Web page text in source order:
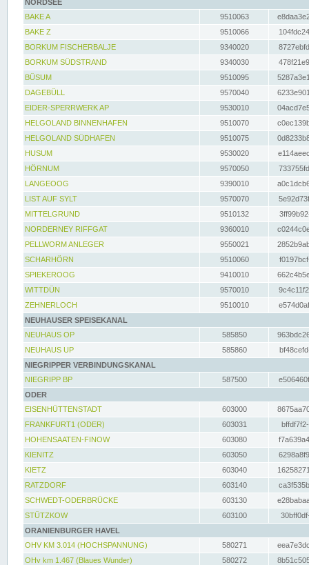
NORDSEE
BAKE A
9510063
BAKE Z
9510066
BORKUM FISCHERBALJE
9340020
BORKUM SÜDSTRAND
9340030
BÜSUM
9510095
DAGEBÜLL
9570040
EIDER-SPERRWERK AP
9530010
HELGOLAND BINNENHAFEN
9510070
HELGOLAND SÜDHAFEN
9510075
HUSUM
9530020
HÖRNUM
9570050
LANGEOOG
9390010
LIST AUF SYLT
9570070
MITTELGRUND
9510132
NORDERNEY RIFFGAT
9360010
PELLWORM ANLEGER
9550021
SCHARHÖRN
9510060
SPIEKEROOG
9410010
WITTDÜN
9570010
ZEHNERLOCH
9510010
NEUHAUSER SPEISEKANAL
NEUHAUS OP
585850
NEUHAUS UP
585860
NIEGRIPPER VERBINDUNGSKANAL
NIEGRIPP BP
587500
ODER
EISENHÜTTENSTADT
603000
FRANKFURT1 (ODER)
603031
HOHENSAATEN-FINOW
603080
KIENITZ
603050
KIETZ
603040
RATZDORF
603140
SCHWEDT-ODERBRÜCKE
603130
STÜTZKOW
603100
ORANIENBURGER HAVEL
OHV KM 3.014 (HOCHSPANNUNG)
580271
OHv km 1.467 (Blaues Wunder)
580272